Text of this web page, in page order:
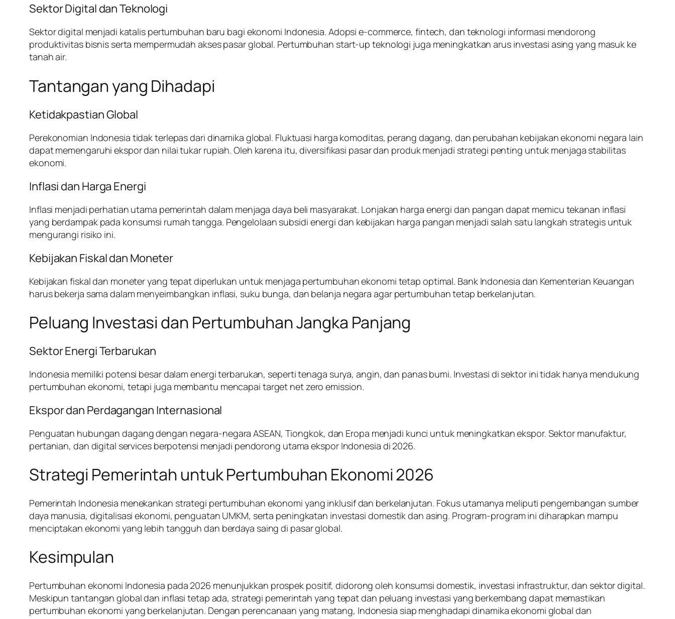
Sektor Digital dan Teknologi
Sektor digital menjadi katalis pertumbuhan baru bagi ekonomi Indonesia. Adopsi e-commerce, fintech, dan teknologi informasi mendorong
produktivitas bisnis serta mempermudah akses pasar global. Pertumbuhan start-up teknologi juga meningkatkan arus investasi asing yang masuk ke
tanah air.
Tantangan yang Dihadapi
Ketidakpastian Global
Perekonomian Indonesia tidak terlepas dari dinamika global. Fluktuasi harga komoditas, perang dagang, dan perubahan kebijakan ekonomi negara lain
dapat memengaruhi ekspor dan nilai tukar rupiah. Oleh karena itu, diversifikasi pasar dan produk menjadi strategi penting untuk menjaga stabilitas
ekonomi.
Inflasi dan Harga Energi
Inflasi menjadi perhatian utama pemerintah dalam menjaga daya beli masyarakat. Lonjakan harga energi dan pangan dapat memicu tekanan inflasi
yang berdampak pada konsumsi rumah tangga. Pengelolaan subsidi energi dan kebijakan harga pangan menjadi salah satu langkah strategis untuk
mengurangi risiko ini.
Kebijakan Fiskal dan Moneter
Kebijakan fiskal dan moneter yang tepat diperlukan untuk menjaga pertumbuhan ekonomi tetap optimal. Bank Indonesia dan Kementerian Keuangan
harus bekerja sama dalam menyeimbangkan inflasi, suku bunga, dan belanja negara agar pertumbuhan tetap berkelanjutan.
Peluang Investasi dan Pertumbuhan Jangka Panjang
Sektor Energi Terbarukan
Indonesia memiliki potensi besar dalam energi terbarukan, seperti tenaga surya, angin, dan panas bumi. Investasi di sektor ini tidak hanya mendukung
pertumbuhan ekonomi, tetapi juga membantu mencapai target net zero emission.
Ekspor dan Perdagangan Internasional
Penguatan hubungan dagang dengan negara-negara ASEAN, Tiongkok, dan Eropa menjadi kunci untuk meningkatkan ekspor. Sektor manufaktur,
pertanian, dan digital services berpotensi menjadi pendorong utama ekspor Indonesia di 2026.
Strategi Pemerintah untuk Pertumbuhan Ekonomi 2026
Pemerintah Indonesia menekankan strategi pertumbuhan ekonomi yang inklusif dan berkelanjutan. Fokus utamanya meliputi pengembangan sumber
daya manusia, digitalisasi ekonomi, penguatan UMKM, serta peningkatan investasi domestik dan asing. Program-program ini diharapkan mampu
menciptakan ekonomi yang lebih tangguh dan berdaya saing di pasar global.
Kesimpulan
Pertumbuhan ekonomi Indonesia pada 2026 menunjukkan prospek positif, didorong oleh konsumsi domestik, investasi infrastruktur, dan sektor digital.
Meskipun tantangan global dan inflasi tetap ada, strategi pemerintah yang tepat dan peluang investasi yang berkembang dapat memastikan
pertumbuhan ekonomi yang berkelanjutan. Dengan perencanaan yang matang, Indonesia siap menghadapi dinamika ekonomi global dan